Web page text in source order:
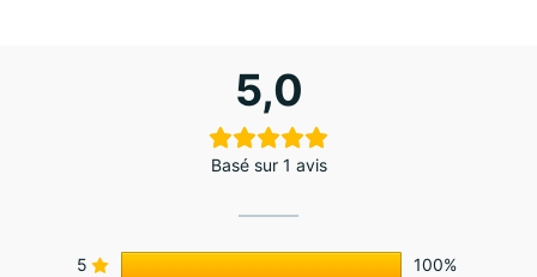
5,0
Basé sur 1 avis
5
100%